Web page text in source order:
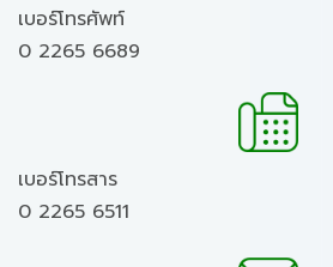
เบอร์โทรศัพท์
0 2265 6689
เบอร์โทรสาร
0 2265 6511